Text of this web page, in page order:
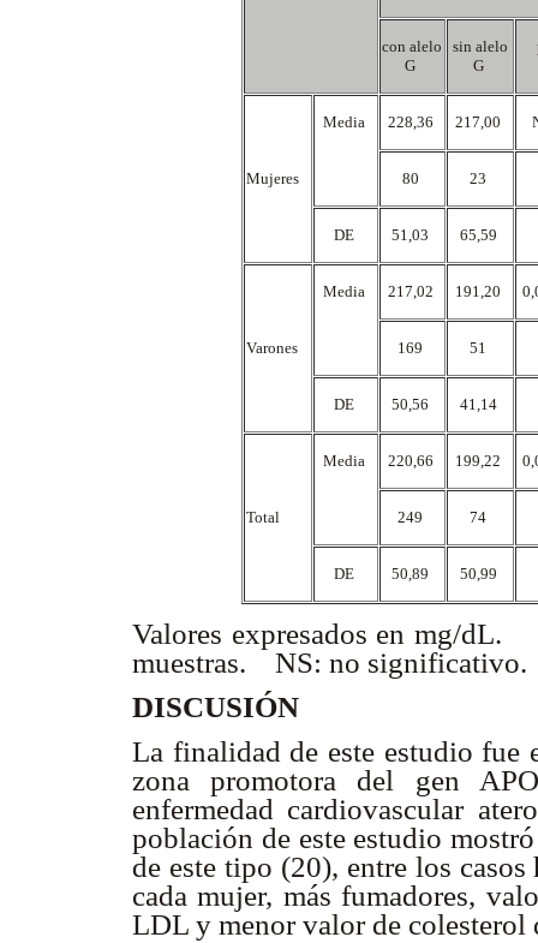
con alelo
G
sin alelo
G
Mujeres
Media 228,36 217,00
80 23
DE 51,03 65,59
Varones
Media 217,02 191,20
169 51
DE 50,56 41,14
Total
Media 220,66 199,22
249 74
DE 50,89 50,99
Valores expresados en mg/
muestras. NS: no significativo.
DISCUSIÓN
La finalidad de este estudio
zona promotora del gen
enfermedad cardiovascular
población de este estudio
de este tipo (20), entre los
cada mujer, más fumadores,
LDL y menor valor de